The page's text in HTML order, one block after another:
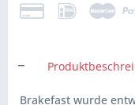
Brakefast wurde